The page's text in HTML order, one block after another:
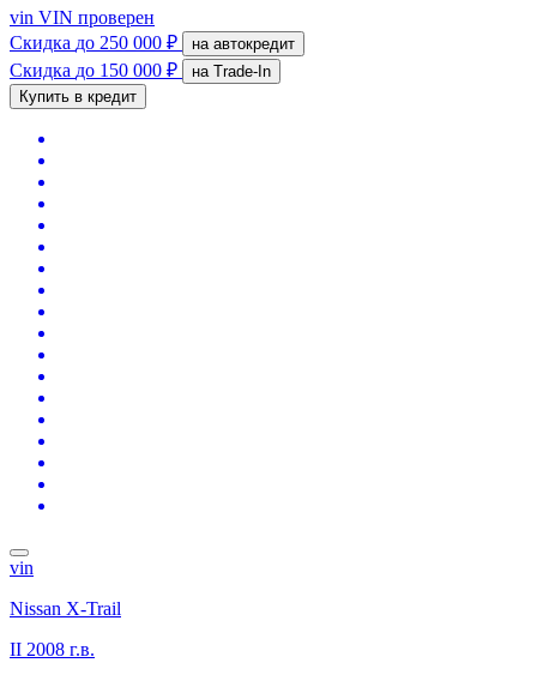
vin VIN проверен
Скидка до 250 000 ₽ на автокредит
Скидка до 150 000 ₽
на Trade-In
Купить в кредит
vin
Nissan X-Trail
II 2008 г.в.